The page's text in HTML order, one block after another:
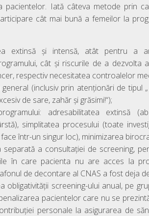
pacientelor. Iată câteva metode prin
cât mai bună a femeilor la
extinsă și intensă, atât pentru a
cât și riscurile de a dezvolta
respectiv necesitatea controalelor
(inclusiv prin atenționări de tipul
de sare, zahăr și grăsimi!“);
adresabilitatea extinsă
simplitatea procesului (toate
într-un singur loc), minimizarea
separată a consultației de screening,
în care pacienta nu are acces la
de decontare al CNAS a fost deja
obligativității screening-ului anual, pe
pacientelor care nu se
personale la asigurarea de